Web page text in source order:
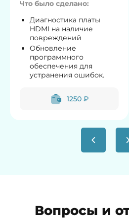
Что было сделано:
Диагностика платы
HDMI на наличие
повреждений
Обновление
программного
обеспечения для
устранения ошибок.
1250 ₽
Вопросы и